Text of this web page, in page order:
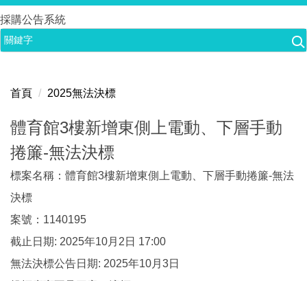
跳
到
主
容
採購公告系統
首頁 2025無法決標
體育館3樓新增東側上電動、下層手動
捲簾-無法決標
標案名稱：體育館3樓新增東側上電動、下層手動捲簾-無法
決標
案號：1140195
截止日期: 2025年10月2日 17:00
無法決標公告日期: 2025年10月3日